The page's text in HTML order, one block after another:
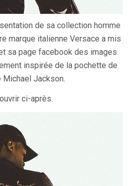
de sa collection homme
marque italienne Versace a mis
sa page facebook des images
inspirée de la pochette de
Michael Jackson.
ci-après.